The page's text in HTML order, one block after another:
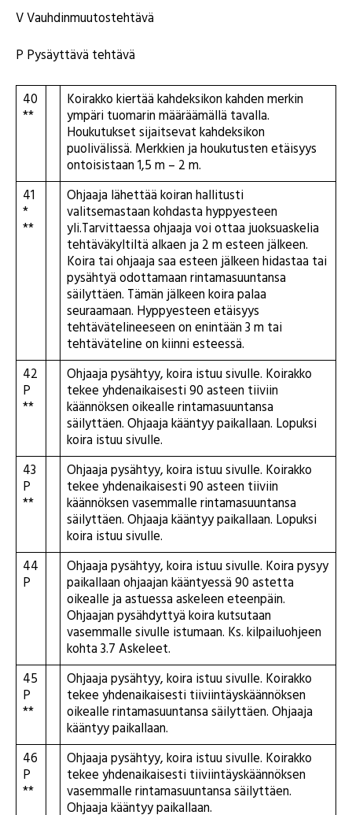
V Vauhdinmuutostehtävä
P Pysäyttävä tehtävä
40
**
Koirakko kiertää kahdeksikon kahden merkin
ympäri tuomarin määräämällä tavalla.
Houkutukset sijaitsevat kahdeksikon
puolivälissä. Merkkien ja houkutusten etäisyys
ontoisistaan 1,5 m – 2 m.
41
*
**
Ohjaaja lähettää koiran hallitusti
valitsemastaan kohdasta hyppyesteen
yli.Tarvittaessa ohjaaja voi ottaa juoksuaskelia
tehtäväkyltiltä alkaen ja 2 m esteen jälkeen.
Koira tai ohjaaja saa esteen jälkeen hidastaa tai
pysähtyä odottamaan rintamasuuntansa
säilyttäen. Tämän jälkeen koira palaa
seuraamaan. Hyppyesteen etäisyys
tehtävätelineeseen on enintään 3 m tai
tehtäväteline on kiinni esteessä.
42
P
**
Ohjaaja pysähtyy, koira istuu sivulle. Koirakko
tekee yhdenaikaisesti 90 asteen tiiviin
käännöksen oikealle rintamasuuntansa
säilyttäen. Ohjaaja kääntyy paikallaan. Lopuksi
koira istuu sivulle.
43
P
**
Ohjaaja pysähtyy, koira istuu sivulle. Koirakko
tekee yhdenaikaisesti 90 asteen tiiviin
käännöksen vasemmalle rintamasuuntansa
säilyttäen. Ohjaaja kääntyy paikallaan. Lopuksi
koira istuu sivulle.
44
P
Ohjaaja pysähtyy, koira istuu sivulle. Koira pysyy
paikallaan ohjaajan kääntyessä 90 astetta
oikealle ja astuessa askeleen eteenpäin.
Ohjaajan pysähdyttyä koira kutsutaan
vasemmalle sivulle istumaan. Ks. kilpailuohjeen
kohta 3.7 Askeleet.
45
P
**
Ohjaaja pysähtyy, koira istuu sivulle. Koirakko
tekee yhdenaikaisesti tiiviintäyskäännöksen
oikealle rintamasuuntansa säilyttäen. Ohjaaja
kääntyy paikallaan.
46
P
**
Ohjaaja pysähtyy, koira istuu sivulle. Koirakko
tekee yhdenaikaisesti tiiviintäyskäännöksen
vasemmalle rintamasuuntansa säilyttäen.
Ohjaaja kääntyy paikallaan.